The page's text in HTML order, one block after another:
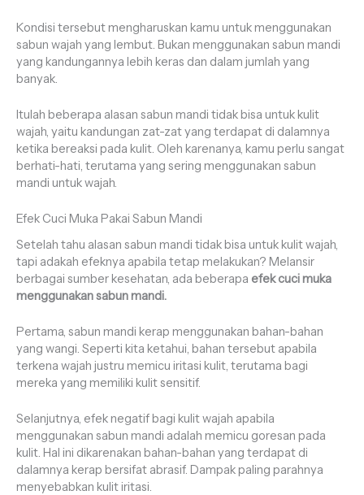
Kondisi tersebut mengharuskan kamu untuk menggunakan
sabun wajah yang lembut. Bukan menggunakan sabun mandi
yang kandungannya lebih keras dan dalam jumlah yang
banyak.
Itulah beberapa alasan sabun mandi tidak bisa untuk kulit
wajah, yaitu kandungan zat-zat yang terdapat di dalamnya
ketika bereaksi pada kulit. Oleh karenanya, kamu perlu sangat
berhati-hati, terutama yang sering menggunakan sabun
mandi untuk wajah.
Efek Cuci Muka Pakai Sabun Mandi
Setelah tahu alasan sabun mandi tidak bisa untuk kulit wajah,
tapi adakah efeknya apabila tetap melakukan? Melansir
berbagai sumber kesehatan, ada beberapa efek cuci muka
menggunakan sabun mandi.
Pertama, sabun mandi kerap menggunakan bahan-bahan
yang wangi. Seperti kita ketahui, bahan tersebut apabila
terkena wajah justru memicu iritasi kulit, terutama bagi
mereka yang memiliki kulit sensitif.
Selanjutnya, efek negatif bagi kulit wajah apabila
menggunakan sabun mandi adalah memicu goresan pada
kulit. Hal ini dikarenakan bahan-bahan yang terdapat di
dalamnya kerap bersifat abrasif. Dampak paling parahnya
menyebabkan kulit iritasi.